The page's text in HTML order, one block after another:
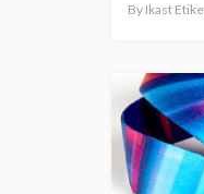
By Ikast